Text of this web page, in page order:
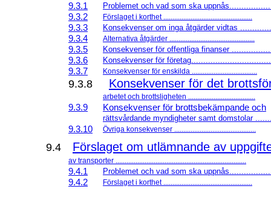
9.3.1 Problemet och vad som ska
9.3.2 Förslaget i korthet .................................................
9.3.3 Konsekvenser om inga åtgärder vidtas
9.3.4 Alternativa åtgärder ...............................................
9.3.5 Konsekvenser för offentliga finanser
9.3.6 Konsekvenser för
9.3.7 Konsekvenser för enskilda ....................................
9.3.8 Konsekvenser för det
arbetet och brottsligheten .....................................
9.3.9 Konsekvenser för brottsbekämpande och
rättsvårdande myndigheter samt domstolar
9.3.10 Övriga konsekvenser .............................................
9.4 Förslaget om utlämnande av
av transporter ........................................................................
9.4.1 Problemet och vad som ska
9.4.2 Förslaget i korthet .................................................